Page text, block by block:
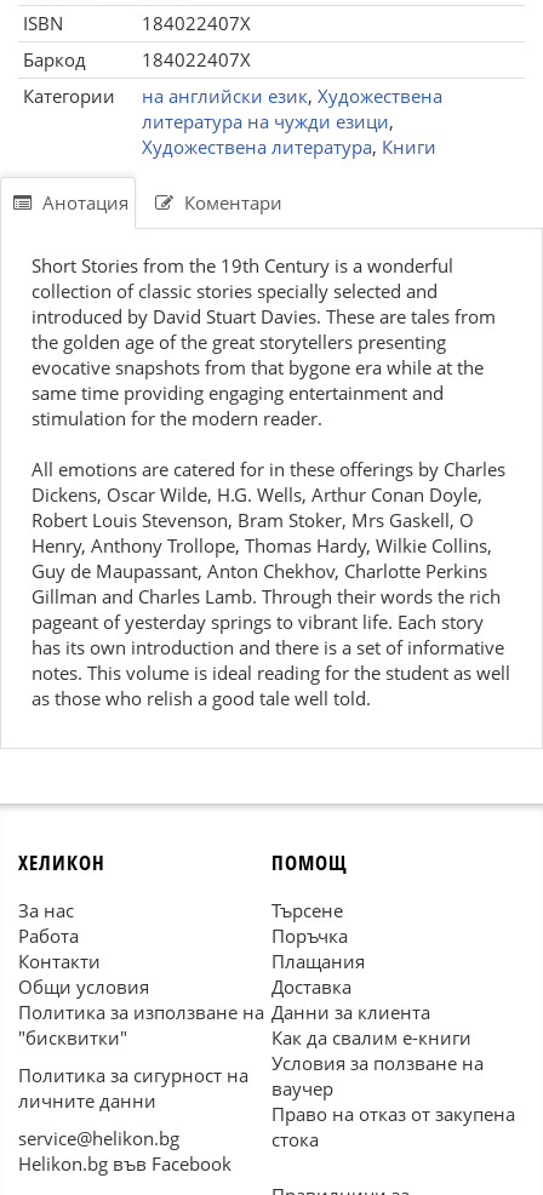
ISBN
184022407X
Баркод
184022407X
Категории
на английски език, Художествена
литература на чужди езици,
Художествена литература, Книги
Анотация Коментари
Short Stories from the 19th Century is a wonderful
collection of classic stories specially selected and
introduced by David Stuart Davies. These are tales from
the golden age of the great storytellers presenting
evocative snapshots from that bygone era while at the
same time providing engaging entertainment and
stimulation for the modern reader.
All emotions are catered for in these offerings by Charles
Dickens, Oscar Wilde, H.G. Wells, Arthur Conan Doyle,
Robert Louis Stevenson, Bram Stoker, Mrs Gaskell, O
Henry, Anthony Trollope, Thomas Hardy, Wilkie Collins,
Guy de Maupassant, Anton Chekhov, Charlotte Perkins
Gillman and Charles Lamb. Through their words the rich
pageant of yesterday springs to vibrant life. Each story
has its own introduction and there is a set of informative
notes. This volume is ideal reading for the student as well
as those who relish a good tale well told.
ХЕЛИКОН
За нас
Работа
Контакти
Общи условия
Политика за използване на
"бисквитки"
Политика за сигурност на
личните данни
service@helikon.bg
Helikon.bg във Facebook
ПОМОЩ
Търсене
Поръчка
Плащания
Доставка
Данни за клиента
Как да свалим е-книги
Условия за ползване на
ваучер
Право на отказ от закупена
стока